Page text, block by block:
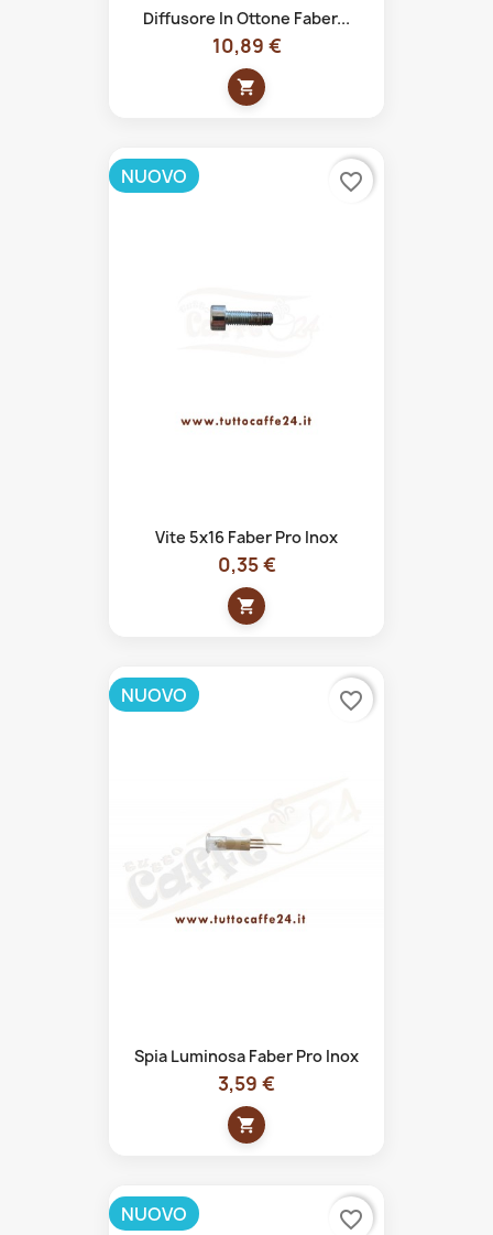
Diffusore In Ottone Faber...
10,89 €
shopping_cart
Vite 5x16 Faber Pro Inox
0,35 €
shopping_cart
NUOVO favorite_border
Spia Luminosa Faber Pro Inox
3,59 €
shopping_cart
NUOVO favorite_border
NUOVO favorite_border